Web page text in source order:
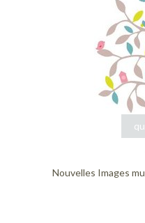
Nouvelles Images